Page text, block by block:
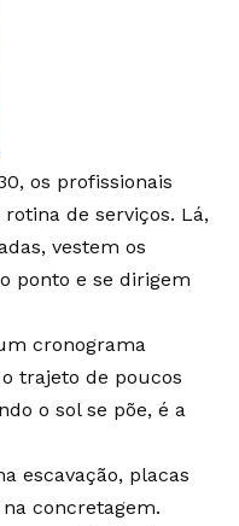
os profissionais
de serviços. Lá,
vestem os
ponto e se dirigem
cronograma
trajeto de poucos
o sol se põe, é a
escavação, placas
concretagem.